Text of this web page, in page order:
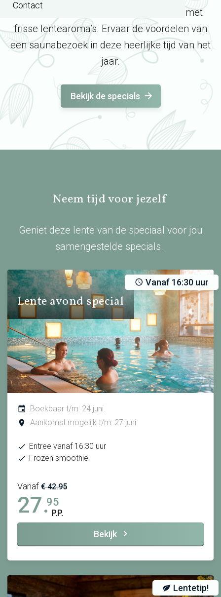
Contact
behandelingen en een gratis opgieting met
frisse lentearoma’s. Ervaar de voordelen van
een saunabezoek in deze heerlijke tijd van het
jaar.
Bekijk de specials
Neem tijd voor jezelf
Geniet deze lente van de speciaal voor jou
samengestelde specials.
Lente avond special
Vanaf 16:30 uur
Boekbaar t/m: 24 juni
Aankomst mogelijk t/m: 27 juni
Entree vanaf 16:30 uur
Frozen smoothie
Vanaf € 42.95
27.95
P.P.
Bekijk
Lentetip!